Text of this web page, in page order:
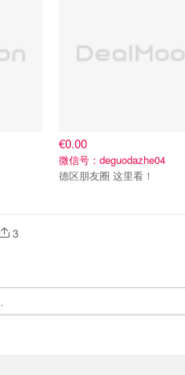
€0.00
微信号：deguodazhe04
德区朋友圈 这里看！
3